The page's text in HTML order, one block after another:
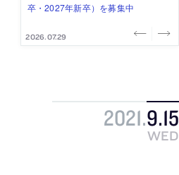
を募集中
2026.08.03
2026.08.03
2027年新卒）を募集中
2026.07.31
2026.07.30
卒・2027年新卒）を募集中
2026.07.29
2021.9.15
WED